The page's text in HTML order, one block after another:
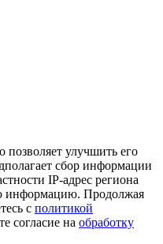
позволяет улучшить его
сбор информации
IP-адрес региона
информацию. Продолжая
с политикой
согласие на обработку